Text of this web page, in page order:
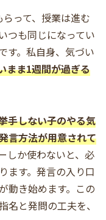
って、授業は進む
も同じになってい
す。私自身、気づい
まま1週間が過ぎる
手しない子のやる気
言方法が用意されて
しか使わないと、必
ます。発言の入り口
動き始めます。この
と発問の工夫を、